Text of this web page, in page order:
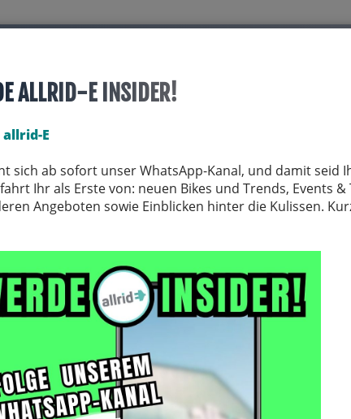
ALLRID-E INSIDER!
allrid-E
sich ab sofort unser WhatsApp-Kanal, und damit seid
Ihr als Erste von: neuen Bikes und Trends, Events
Angeboten sowie Einblicken hinter die Kulissen.